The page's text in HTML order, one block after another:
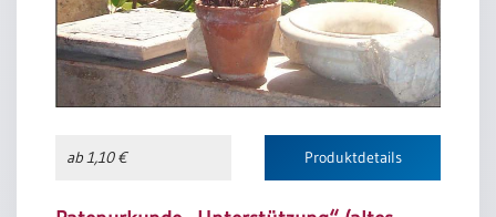
Lass es aufwachsen in Geborgenheit, Frieden und
Freiheit,
damit es seine Gaben entfalten kann.
Öffne mir einen Zugang zu seinem Herzen
und führe uns alle zu einem festeren Glauben an dich.
ab 1,10 €
Produktdetails